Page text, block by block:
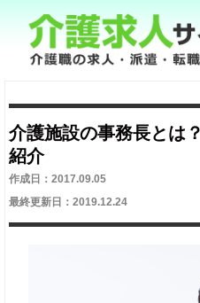
介護施設の事務長とは
紹介
作成日：2017.09.05
最終更新日：2019.12.24